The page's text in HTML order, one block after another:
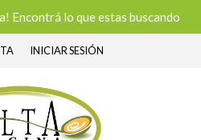
Encontrá lo que estas buscando
INICIAR SESIÓN